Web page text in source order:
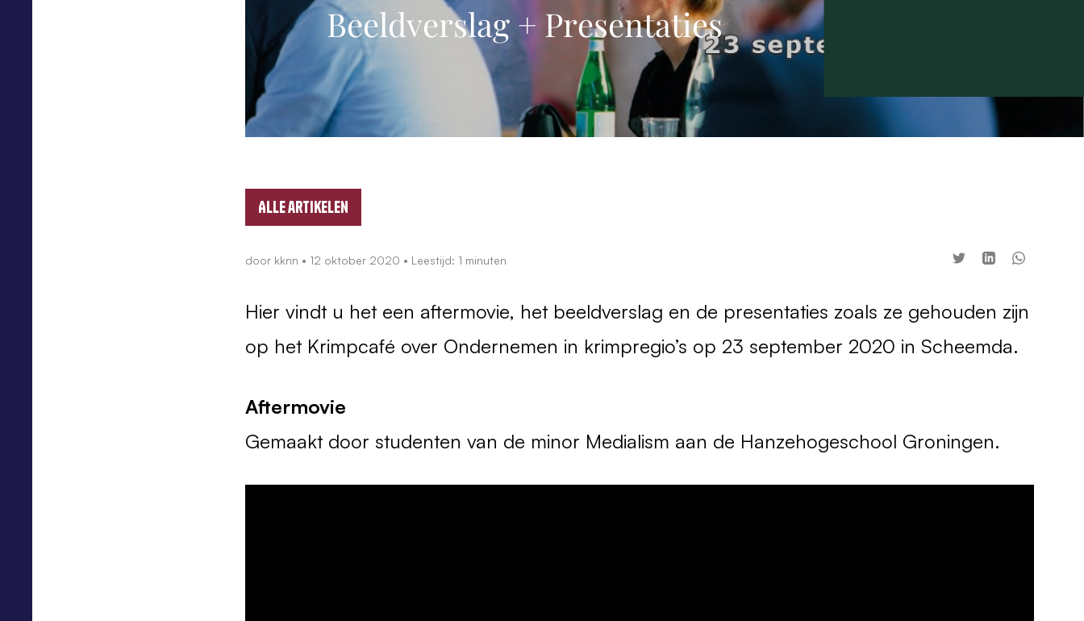
Beeldverslag + Presentaties
Alle artikelen
door kknn • 12 oktober 2020 • Leestijd: 1 minuten
Hier vindt u het een aftermovie, het beeldverslag en de presentaties zoals ze gehouden zijn
op het Krimpcafé over Ondernemen in krimpregio’s op 23 september 2020 in Scheemda.
Aftermovie
Gemaakt door studenten van de minor Medialism aan de Hanzehogeschool Groningen.